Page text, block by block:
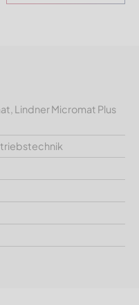
Lindner Micromat Plus